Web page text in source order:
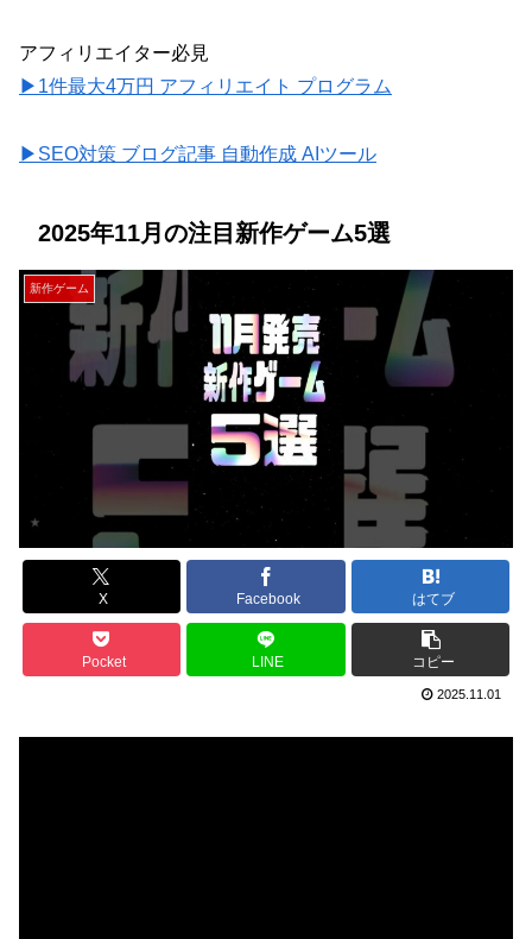
アフィリエイター必見
▶1件最大4万円 アフィリエイト プログラム
▶SEO対策 ブログ記事 自動作成 AIツール
2025年11月の注目新作ゲーム5選
新作ゲーム
X Facebook はてブ
Pocket LINE コピー
2025.11.01